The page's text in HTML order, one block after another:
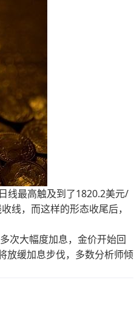
线最高触及到了1820.2美元/
线，而这样的形态收尾后，
次大幅度加息，金价开始回
放缓加息步伐，多数分析师倾